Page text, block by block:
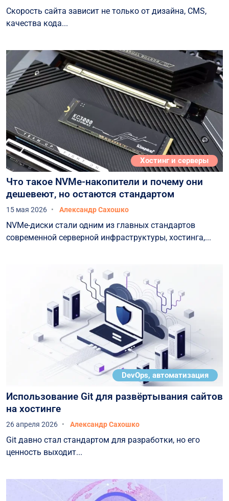
Скорость сайта зависит не только от дизайна, CMS,
качества кода...
Хостинг и серверы
Что такое NVMe-накопители и почему они
дешевеют, но остаются стандартом
15 мая 2026 Александр Сахошко
NVMe-диски стали одним из главных стандартов
современной серверной инфраструктуры, хостинга,...
DevOps, автоматизация
Использование Git для развёртывания сайтов
на хостинге
26 апреля 2026 Александр Сахошко
Git давно стал стандартом для разработки, но его
ценность выходит...